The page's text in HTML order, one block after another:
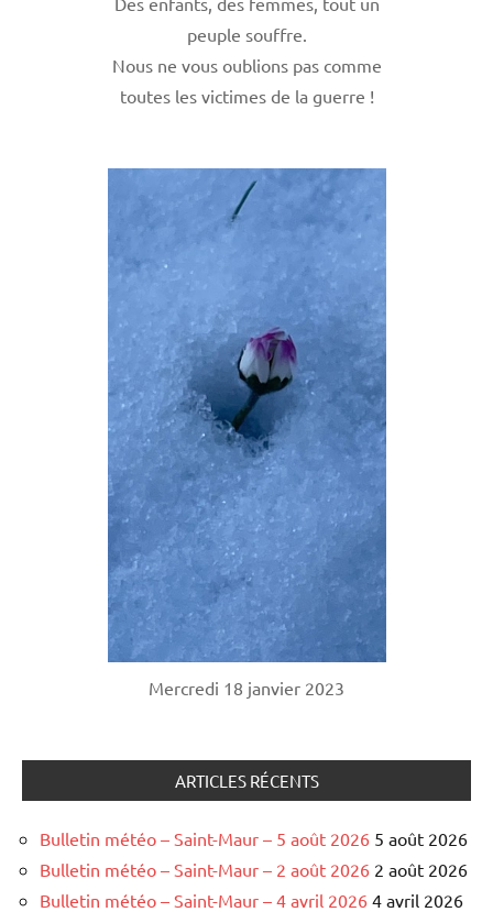
peuple souffre.
Nous ne vous oublions pas comme
toutes les victimes de la guerre !
Mercredi 18 janvier 2023
ARTICLES RÉCENTS
Bulletin météo – Saint-Maur – 5 août 2026 5 août 2026
Bulletin météo – Saint-Maur – 2 août 2026 2 août 2026
Bulletin météo – Saint-Maur – 4 avril 2026 4 avril 2026